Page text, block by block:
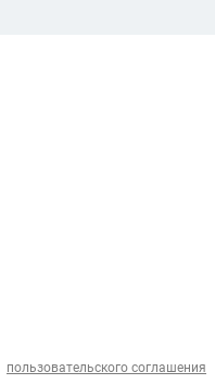
пользовательского соглашения